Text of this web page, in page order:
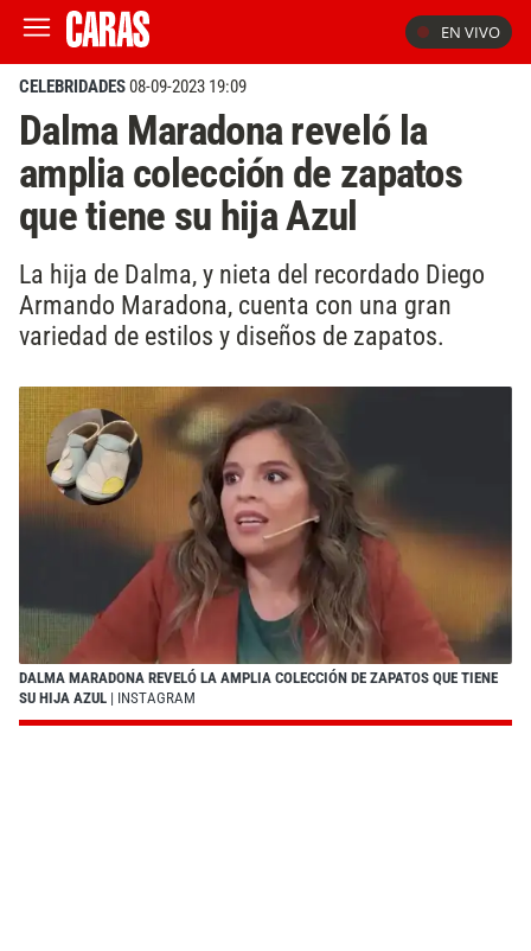
EN VIVO
CELEBRIDADES08-09-2023 19:09
Dalma Maradona reveló la
amplia colección de zapatos
que tiene su hija Azul
La hija de Dalma, y nieta del recordado Diego
Armando Maradona, cuenta con una gran
variedad de estilos y diseños de zapatos.
DALMA MARADONA REVELÓ LA AMPLIA COLECCIÓN DE ZAPATOS QUE TIENE
SU HIJA AZUL | INSTAGRAM